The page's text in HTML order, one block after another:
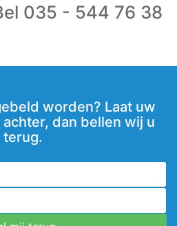
035 - 544 76 38
worden? Laat uw
dan bellen wij u
terug.